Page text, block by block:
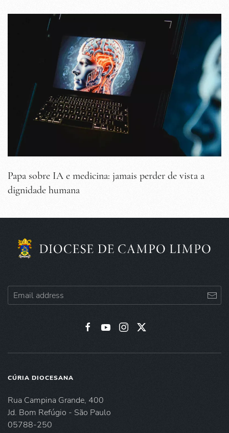
Papa sobre IA e medicina: jamais perder de vista a
dignidade humana
CÚRIA DIOCESANA
Rua Campina Grande, 400
Jd. Bom Refúgio - São Paulo
05788-250